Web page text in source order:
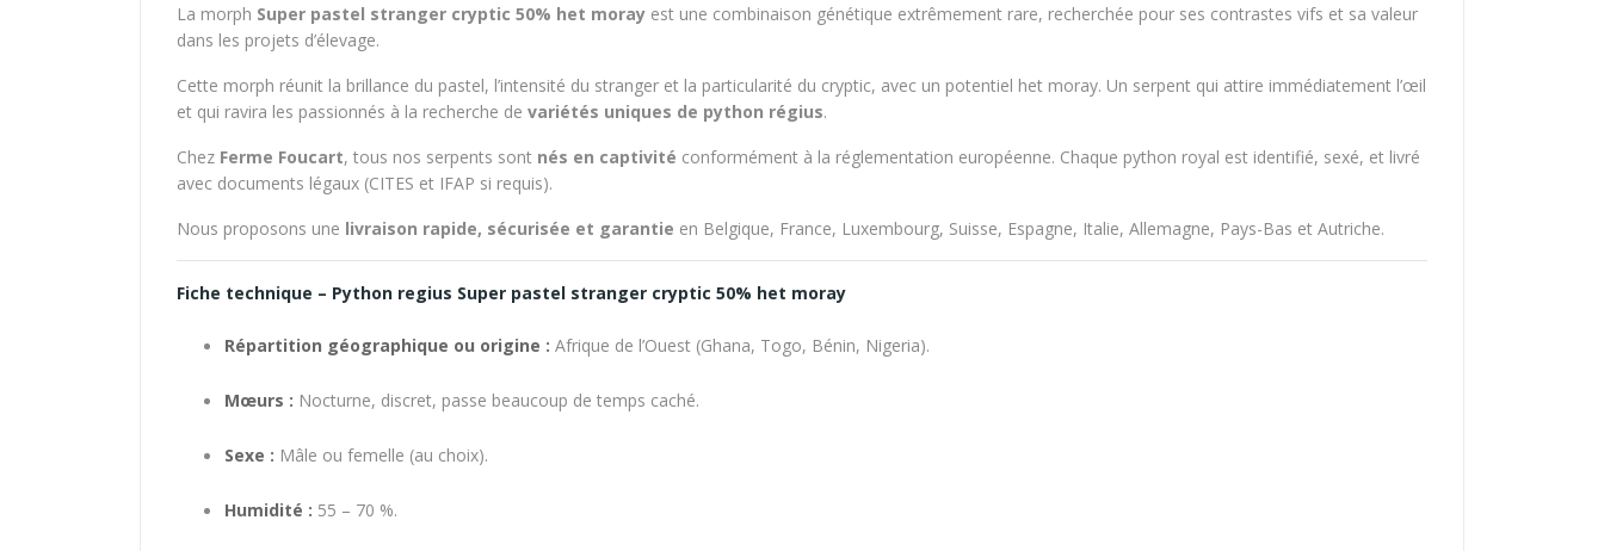
La morph Super pastel stranger cryptic 50% het moray est une combinaison génétique extrêmement rare, recherchée pour ses contrastes vifs et sa valeur
dans les projets d’élevage.
Cette morph réunit la brillance du pastel, l’intensité du stranger et la particularité du cryptic, avec un potentiel het moray. Un serpent qui attire immédiatement l’œil
et qui ravira les passionnés à la recherche de variétés uniques de python régius.
Chez Ferme Foucart, tous nos serpents sont nés en captivité conformément à la réglementation européenne. Chaque python royal est identifié, sexé, et livré
avec documents légaux (CITES et IFAP si requis).
Nous proposons une livraison rapide, sécurisée et garantie en Belgique, France, Luxembourg, Suisse, Espagne, Italie, Allemagne, Pays-Bas et Autriche.
Fiche technique – Python regius Super pastel stranger cryptic 50% het moray
Répartition géographique ou origine : Afrique de l’Ouest (Ghana, Togo, Bénin, Nigeria).
Mœurs : Nocturne, discret, passe beaucoup de temps caché.
Sexe : Mâle ou femelle (au choix).
Humidité : 55 – 70 %.